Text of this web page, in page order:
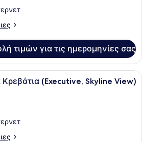
τιμών για τις ημερομηνίες σας
Ένα δωμάτιο ξενοδοχείου με δύο
(Executive, Skyline View)